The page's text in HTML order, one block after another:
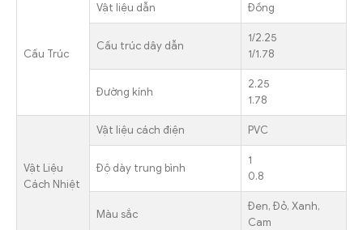
Cấu Trúc
Vật liệu dẫn Đồng
Cấu trúc dây dẫn
1/2.25
1/1.78
Đường kính
2.25
1.78
Vật Liệu
Cách Nhiệt
Vật liệu cách điện PVC
Độ dày trung bình
1
0.8
Màu sắc
Đen, Đỏ, Xanh,
Cam